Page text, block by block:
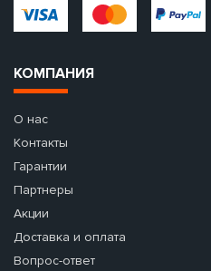
КОМПАНИЯ
О нас
Контакты
Гарантии
Партнеры
Акции
Доставка и оплата
Вопрос-ответ